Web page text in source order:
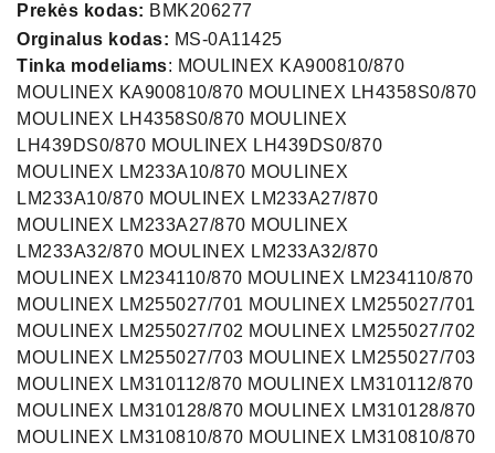
Prekės kodas: BMK206277
Orginalus kodas: MS-0A11425
Tinka modeliams: MOULINEX KA900810/870
MOULINEX KA900810/870 MOULINEX LH4358S0/870
MOULINEX LH4358S0/870 MOULINEX
LH439DS0/870 MOULINEX LH439DS0/870
MOULINEX LM233A10/870 MOULINEX
LM233A10/870 MOULINEX LM233A27/870
MOULINEX LM233A27/870 MOULINEX
LM233A32/870 MOULINEX LM233A32/870
MOULINEX LM234110/870 MOULINEX LM234110/870
MOULINEX LM255027/701 MOULINEX LM255027/701
MOULINEX LM255027/702 MOULINEX LM255027/702
MOULINEX LM255027/703 MOULINEX LM255027/703
MOULINEX LM310112/870 MOULINEX LM310112/870
MOULINEX LM310128/870 MOULINEX LM310128/870
MOULINEX LM310810/870 MOULINEX LM310810/870